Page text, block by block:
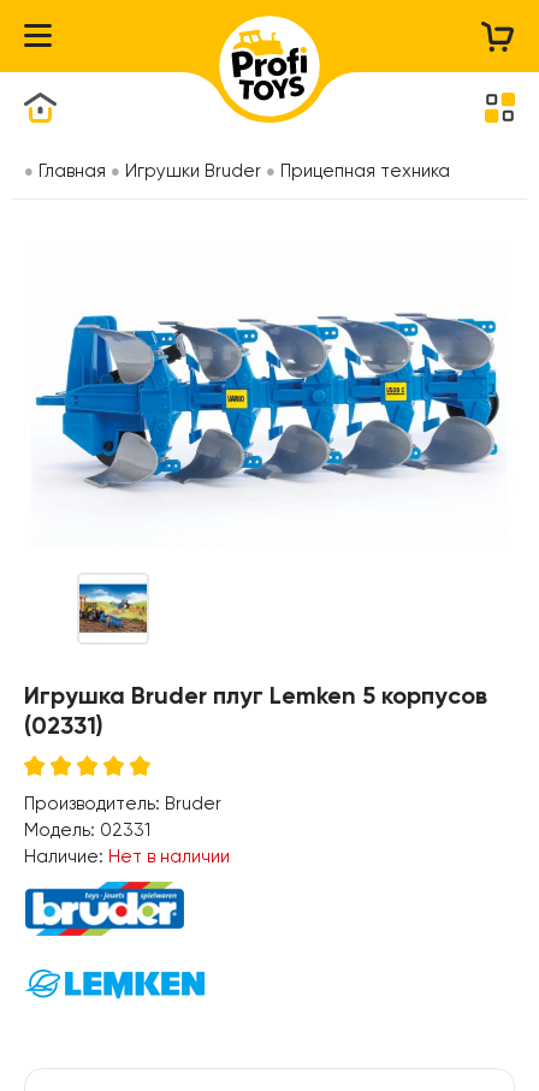
Главная Игрушки Bruder Прицепная техника
Игрушка Bruder плуг Lemken 5 корпусов
(02331)
Производитель: Bruder
Модель: 02331
Наличие: Нет в наличии
Каталог товаров